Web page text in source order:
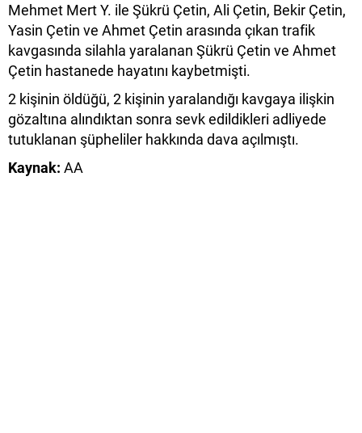
Mehmet Mert Y. ile Şükrü Çetin, Ali Çetin, Bekir Çetin,
Yasin Çetin ve Ahmet Çetin arasında çıkan trafik
kavgasında silahla yaralanan Şükrü Çetin ve Ahmet
Çetin hastanede hayatını kaybetmişti.
2 kişinin öldüğü, 2 kişinin yaralandığı kavgaya ilişkin
gözaltına alındıktan sonra sevk edildikleri adliyede
tutuklanan şüpheliler hakkında dava açılmıştı.
Kaynak: AA